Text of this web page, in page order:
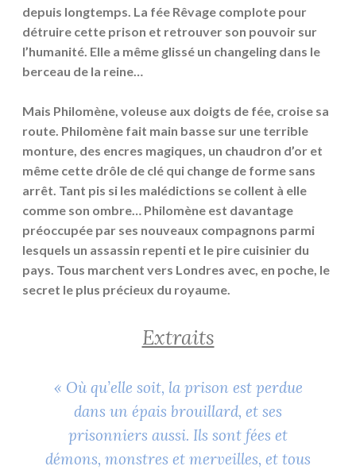
depuis longtemps. La fée Rêvage complote pour
détruire cette prison et retrouver son pouvoir sur
l’humanité. Elle a même glissé un changeling dans le
berceau de la reine…
Mais Philomène, voleuse aux doigts de fée, croise sa
route. Philomène fait main basse sur une terrible
monture, des encres magiques, un chaudron d’or et
même cette drôle de clé qui change de forme sans
arrêt. Tant pis si les malédictions se collent à elle
comme son ombre… Philomène est davantage
préoccupée par ses nouveaux compagnons parmi
lesquels un assassin repenti et le pire cuisinier du
pays. Tous marchent vers Londres avec, en poche, le
secret le plus précieux du royaume.
Extraits
« Où qu’elle soit, la prison est perdue
dans un épais brouillard, et ses
prisonniers aussi. Ils sont fées et
démons, monstres et merveilles, et tous